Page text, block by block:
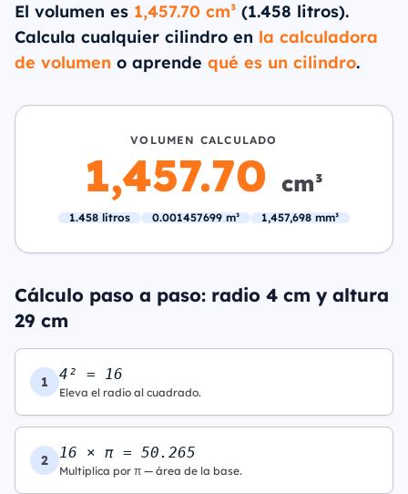
El volumen es 1,457.70 cm³ (1.458 litros).
Calcula cualquier cilindro en la calculadora
de volumen o aprende qué es un cilindro.
VOLUMEN CALCULADO
1,457.70 cm³
1.458 litros 0.001457699 m³ 1,457,698 mm³
Cálculo paso a paso: radio 4 cm y altura
29 cm
1 4² = 16
Eleva el radio al cuadrado.
2 16 × π = 50.265
Multiplica por π — área de la base.